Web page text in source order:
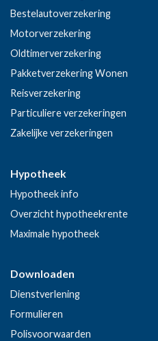
Bestelautoverzekering
Motorverzekering
Oldtimerverzekering
Pakketverzekering Wonen
Reisverzekering
Particuliere verzekeringen
Zakelijke verzekeringen
Hypotheek
Hypotheek info
Overzicht hypotheekrente
Maximale hypotheek
Downloaden
Dienstverlening
Formulieren
Polisvoorwaarden